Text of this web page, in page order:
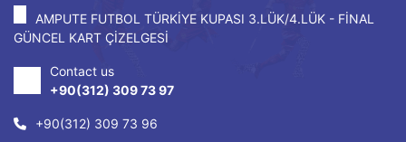
AMPUTE FUTBOL TÜRKİYE KUPASI 3.LÜK/4.LÜK - FİNAL
GÜNCEL KART ÇİZELGESİ
Contact us
+90(312) 309 73 97
+90(312) 309 73 96